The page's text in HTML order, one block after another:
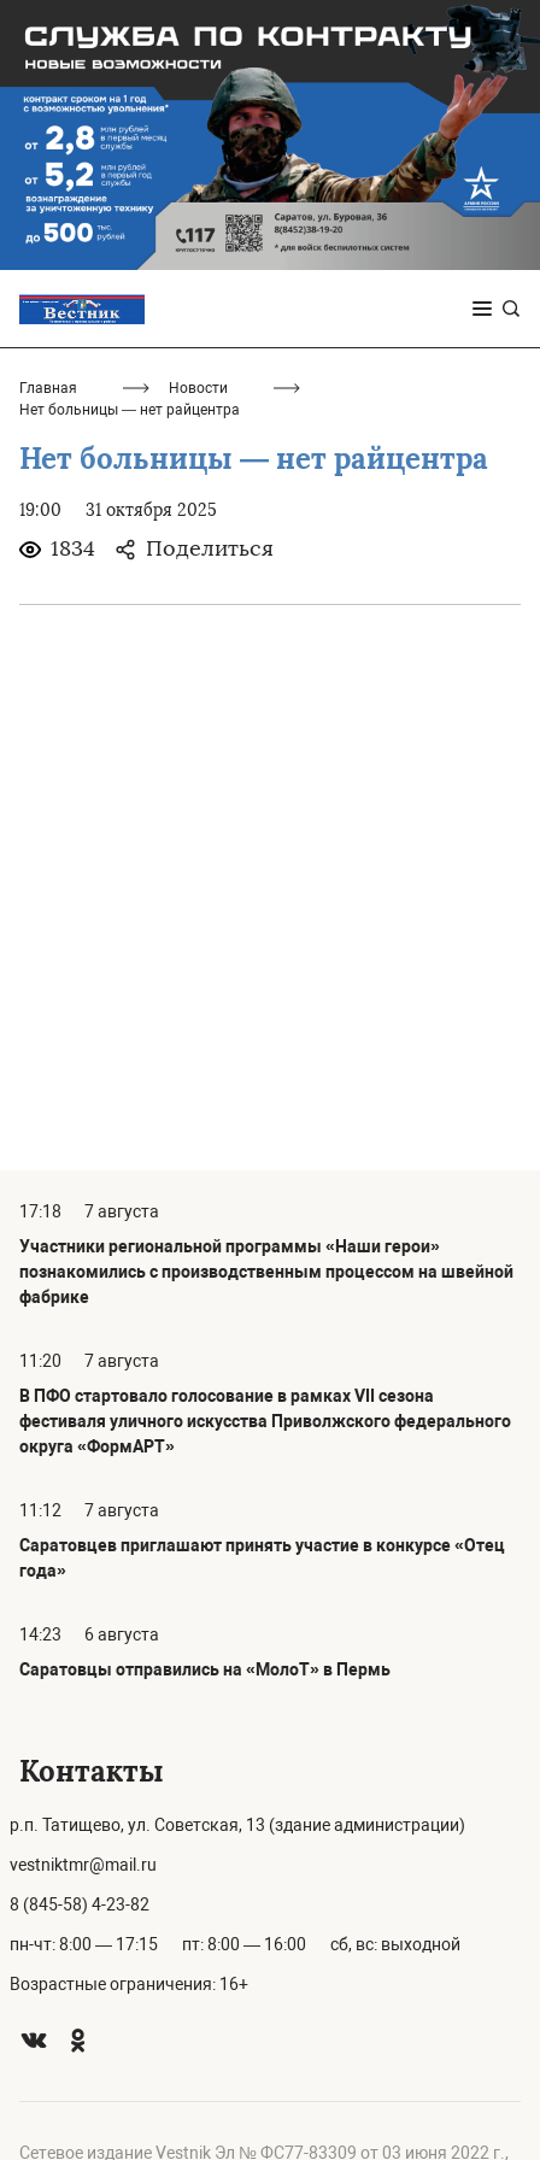
Главная
Новости
Нет больницы — нет райцентра
Нет больницы — нет райцентра
19:00 31 октября 2025
1834 Поделиться
17:18
7 августа
Участники региональной программы «Наши герои»
познакомились с производственным процессом на швейной
фабрике
11:20
7 августа
В ПФО стартовало голосование в рамках VII сезона
фестиваля уличного искусства Приволжского федерального
округа «ФормАРТ»
11:12
7 августа
Саратовцев приглашают принять участие в конкурсе «Отец
года»
14:23
6 августа
Саратовцы отправились на «МолоТ» в Пермь
Контакты
р.п. Татищево, ул. Советская, 13 (здание администрации)
vestniktmr@mail.ru
8 (845-58) 4-23-82
пн-чт: 8:00 — 17:15 пт: 8:00 — 16:00 сб, вс: выходной
Возрастные ограничения: 16+
Сетевое издание Vestnik Эл № ФС77-83309 от 03 июня 2022 г.,